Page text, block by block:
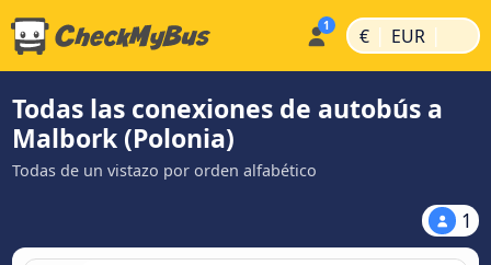
€ | EUR |
Todas las conexiones de autobús a
Malbork (Polonia)
Todas de un vistazo por orden alfabético
1